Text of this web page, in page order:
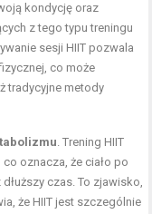
kondycję oraz
z tego typu treningu
sesji HIIT pozwala
co może
tradycyjne metody
. Trening HIIT
oznacza, że ciało po
czas. To zjawisko,
że HIIT jest szczególnie